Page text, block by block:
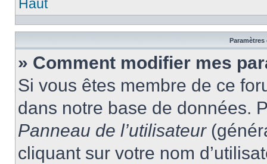
Haut
Paramètres
» Comment modifier mes
Si vous êtes membre de ce
dans notre base de données.
Panneau de l’utilisateur
cliquant sur votre nom